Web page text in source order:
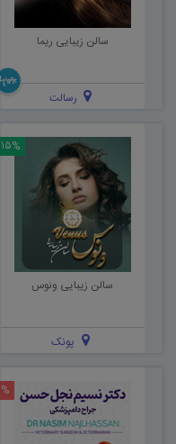
سالن زیبایی ریما
رسالت
سالن زیبایی ونوس
۱۵%
پونک
%